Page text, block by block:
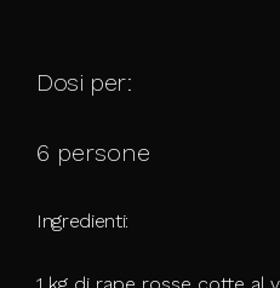
Dosi per:
6 persone
Ingredienti: